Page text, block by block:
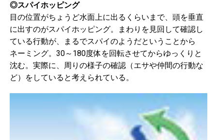
◎スパイホッピング
目の位置がちょうど水面上に出るくらいまで、頭を垂直
に出すのがスパイホッピング。まわりを見回して確認し
ている行動が、まるでスパイのようだということから
ネーミング。30～180度体を回転させてからゆっくりと
沈む。実際に、周りの様子の確認（エサや仲間の行動な
ど）をしていると考えられている。